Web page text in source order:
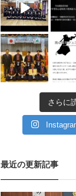
11月 11
さらに
最近の更新記事